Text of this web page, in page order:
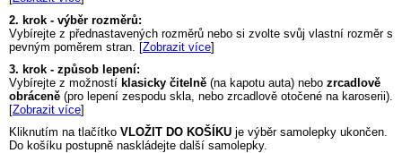
2. krok - výběr rozměrů:
Vybírejte z přednastavených rozměrů nebo si zvolte svůj vlastní rozměr s
pevným poměrem stran. [Zobrazit více]
3. krok - způsob lepení:
Vybírejte z možností klasicky čitelně (na kapotu auta) nebo zrcadlově
obráceně (pro lepení zespodu skla, nebo zrcadlově otočené na karoserii).
[Zobrazit více]
Kliknutím na tlačítko VLOŽIT DO KOŠÍKU je výběr samolepky ukončen.
Do košíku postupně naskládejte další samolepky.